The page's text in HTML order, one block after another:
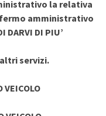
la relativa
amministrativo
DARVI DI PIU’
servizi.
VEICOLO